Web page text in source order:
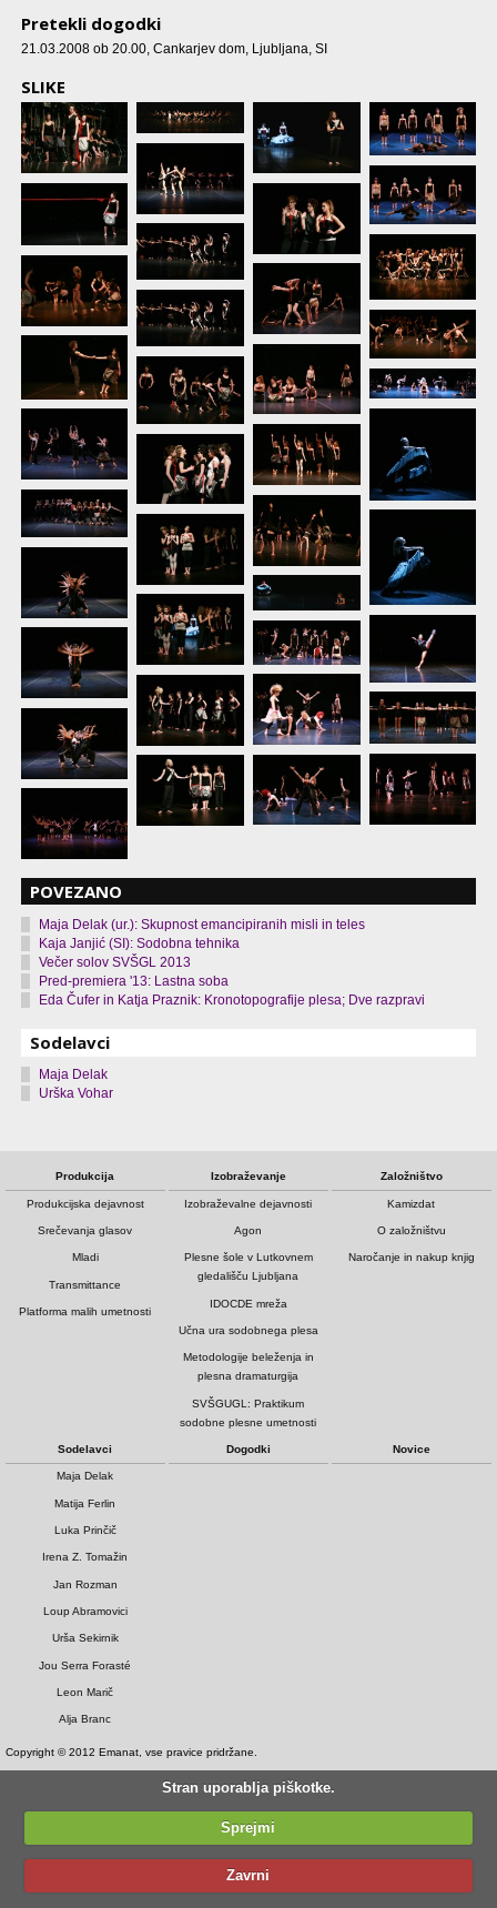
Pretekli dogodki
21.03.2008 ob 20.00, Cankarjev dom, Ljubljana, SI
SLIKE
POVEZANO
Maja Delak (ur.): Skupnost emancipiranih misli in teles
Kaja Janjić (SI): Sodobna tehnika
Večer solov SVŠGL 2013
Pred-premiera '13: Lastna soba
Eda Čufer in Katja Praznik: Kronotopografije plesa; Dve razpravi
Sodelavci
Maja Delak
Urška Vohar
Produkcija
Produkcijska dejavnost
Srečevanja glasov
Mladi
Transmittance
Platforma malih umetnosti
Izobraževanje
Izobraževalne dejavnosti
Agon
Plesne šole v Lutkovnem
gledališču Ljubljana
IDOCDE mreža
Učna ura sodobnega plesa
Metodologije beleženja in
plesna dramaturgija
SVŠGUGL: Praktikum
sodobne plesne umetnosti
Založništvo
Kamizdat
O založništvu
Naročanje in nakup knjig
Sodelavci
Maja Delak
Matija Ferlin
Luka Prinčič
Irena Z. Tomažin
Jan Rozman
Loup Abramovici
Urša Sekirnik
Jou Serra Forasté
Leon Marič
Alja Branc
Dogodki Novice
Copyright © 2012 Emanat, vse pravice pridržane.
Stran uporablja piškotke.
Sprejmi
Zavrni